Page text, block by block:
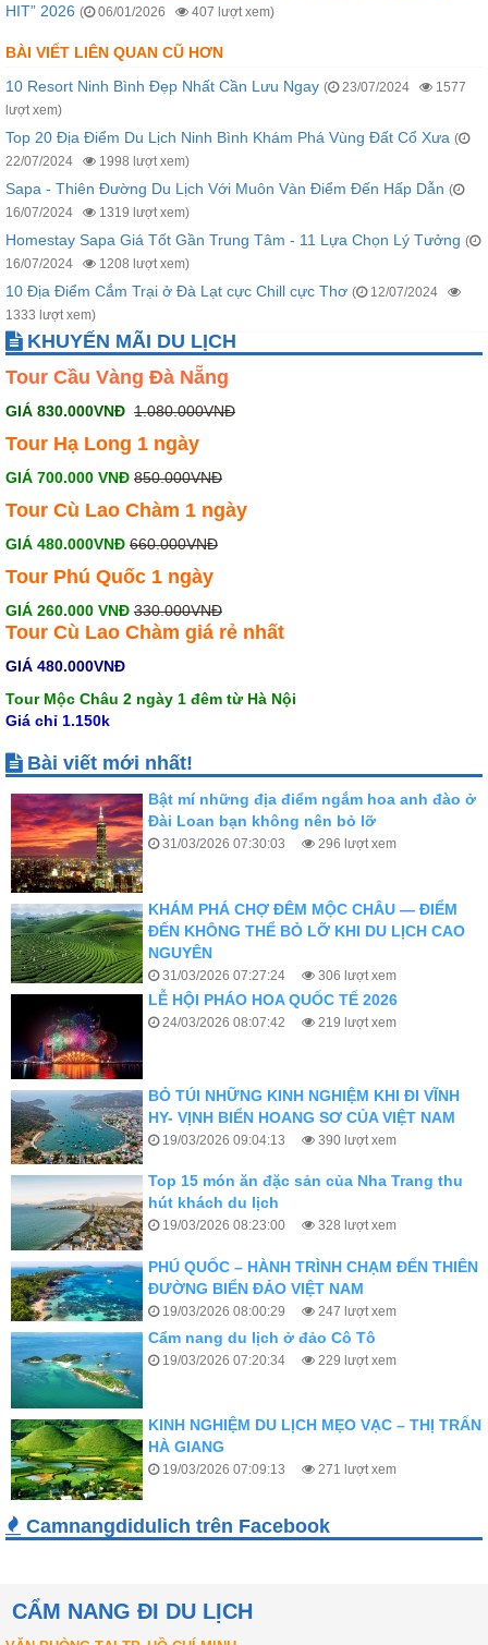
HIT” 2026 ( 06/01/2026 407 lượt xem)
BÀI VIẾT LIÊN QUAN CŨ HƠN
10 Resort Ninh Bình Đẹp Nhất Cần Lưu Ngay ( 23/07/2024
1577
lượt xem)
Top 20 Địa Điểm Du Lịch Ninh Bình Khám Phá Vùng Đất Cổ Xưa (
22/07/2024
1998 lượt xem)
Sapa - Thiên Đường Du Lịch Với Muôn Vàn Điểm Đến Hấp Dẫn (
16/07/2024
1319 lượt xem)
Homestay Sapa Giá Tốt Gần Trung Tâm - 11 Lựa Chọn Lý Tưởng (
16/07/2024
1208 lượt xem)
10 Địa Điểm Cắm Trại ở Đà Lạt cực Chill cực Thơ (
12/07/2024
1333 lượt xem)
KHUYẾN MÃI DU LỊCH
Tour Cầu Vàng Đà Nẵng
GIÁ 830.000VNĐ 1.080.000VNĐ
Tour Hạ Long 1 ngày
GIÁ 700.000 VNĐ 850.000VNĐ
Tour Cù Lao Chàm 1 ngày
GIÁ 480.000VNĐ 660.000VNĐ
Tour Phú Quốc 1 ngày
GIÁ 260.000 VNĐ 330.000VNĐ
Tour Cù Lao Chàm giá rẻ nhất
GIÁ 480.000VNĐ
Tour Mộc Châu 2 ngày 1 đêm từ Hà Nội
Giá chỉ 1.150k
Bài viết mới nhất!
KHÁM PHÁ CHỢ ĐÊM MỘC CHÂU — ĐIỂM
ĐẾN KHÔNG THỂ BỎ LỠ KHI DU LỊCH CAO
NGUYÊN
24/03/2026 08:07:42 219 lượt xem
BỎ TÚI NHỮNG KINH NGHIỆM KHI ĐI VĨNH
HY- VỊNH BIỂN HOANG SƠ CỦA VIỆT NAM
19/03/2026 09:04:13 390 lượt xem
hút khách du lịch
19/03/2026 08:23:00 328 lượt xem
ĐƯỜNG BIỂN ĐẢO VIỆT NAM
19/03/2026 08:00:29
Cẩm nang du lịch ở đảo Cô Tô
KINH NGHIỆM DU LỊCH MẸO VẠC – THỊ TRẤN
HÀ GIANG
19/03/2026 07:09:13 271 lượt xem
TỪ A–Z CHO NGƯỜI ĐI LẦN ĐẦU
14/03/2026 03:02:42
Ngày Khởi Hành Từ Hà Nội
27/01/2026 02:16:41
Camnangdidulich trên Facebook
CẨM NANG ĐI DU LỊCH
VĂN PHÒNG TẠI TP. HỒ CHÍ MINH